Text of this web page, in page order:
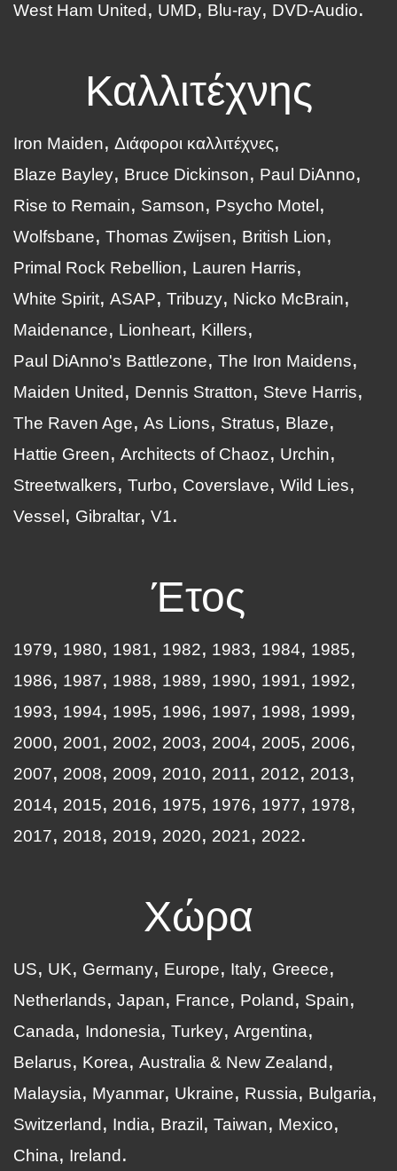
West Ham United
UMD Blu-ray DVD-Audio
Καλλιτέχνης
Iron Maiden
Διάφοροι καλλιτέχνες
Blaze Bayley
Bruce Dickinson
Paul DiAnno
Rise to Remain
Samson
Psycho Motel
Wolfsbane
Thomas Zwijsen
British Lion
Primal Rock Rebellion
Lauren Harris
White Spirit ASAP Tribuzy
Nicko McBrain
Maidenance
Lionheart
Killers
Paul DiAnno's Battlezone
The Iron Maidens
Maiden United
Dennis Stratton
Steve Harris
The Raven Age
As Lions Stratus
Blaze
Hattie Green
Architects of Chaoz
Urchin
Streetwalkers
Turbo Coverslave
Wild Lies
Vessel
Gibraltar V1
Έτος
1979 1980 1981 1982 1983 1984
1985
1986
1987 1988 1989 1990 1991
1992
1993
1994 1995 1996 1997 1998
1999
2000
2001 2002 2003 2004 2005
2006
2007
2008 2009 2010 2011 2012
2013
2014
2015 2016 1975 1976 1977
1978
2017
2018 2019 2020 2021 2022
Χώρα
US UK Germany Europe Italy
Greece
Netherlands
Japan France Poland
Spain
Canada
Indonesia Turkey Argentina
Belarus
Korea Australia & New Zealand
Malaysia
Myanmar Ukraine Russia
Bulgaria
Switzerland
India Brazil Taiwan
Mexico
China
Ireland